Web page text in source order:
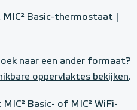
Basic-thermostaat |
naar een ander formaat?
oppervlaktes bekijken.
Basic- of MIC² WiFi-